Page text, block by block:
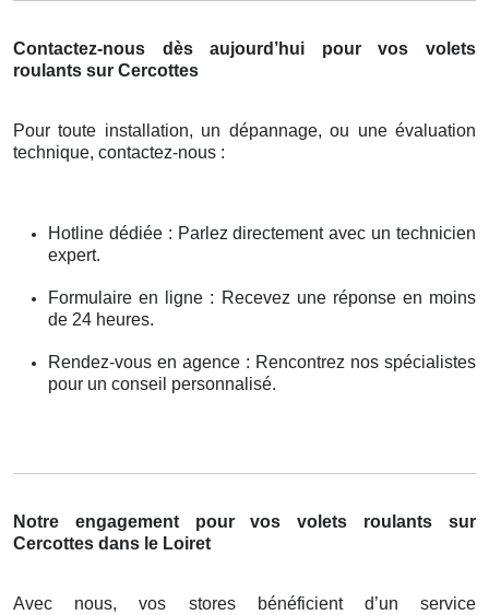
Contactez-nous dès aujourd’hui pour vos volets
roulants sur Cercottes
Pour toute installation, un dépannage, ou une évaluation
technique, contactez-nous :
Hotline dédiée : Parlez directement avec un technicien
expert.
Formulaire en ligne : Recevez une réponse en moins
de 24 heures.
Rendez-vous en agence : Rencontrez nos spécialistes
pour un conseil personnalisé.
Notre engagement pour vos volets roulants sur
Cercottes dans le Loiret
Avec nous, vos stores bénéficient d’un service